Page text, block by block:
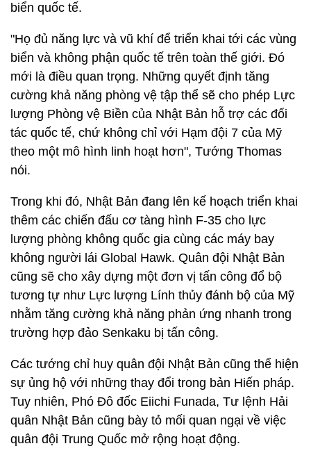
biển quốc tế.
"Họ đủ năng lực và vũ khí để triển khai tới các vùng
biển và không phận quốc tế trên toàn thế giới. Đó
mới là điều quan trọng. Những quyết định tăng
cường khả năng phòng vệ tập thể sẽ cho phép Lực
lượng Phòng vệ Biền của Nhật Bản hỗ trợ các đối
tác quốc tế, chứ không chỉ với Hạm đội 7 của Mỹ
theo một mô hình linh hoạt hơn", Tướng Thomas
nói.
Trong khi đó, Nhật Bản đang lên kế hoạch triển khai
thêm các chiến đấu cơ tàng hình F-35 cho lực
lượng phòng không quốc gia cùng các máy bay
không người lái Global Hawk. Quân đội Nhật Bản
cũng sẽ cho xây dựng một đơn vị tấn công đổ bộ
tương tự như Lực lượng Lính thủy đánh bộ của Mỹ
nhằm tăng cường khả năng phản ứng nhanh trong
trường hợp đảo Senkaku bị tấn công.
Các tướng chỉ huy quân đội Nhật Bản cũng thể hiện
sự ủng hộ với những thay đổi trong bản Hiến pháp.
Tuy nhiên, Phó Đô đốc Eiichi Funada, Tư lệnh Hải
quân Nhật Bản cũng bày tỏ mối quan ngại về việc
quân đội Trung Quốc mở rộng hoạt động.